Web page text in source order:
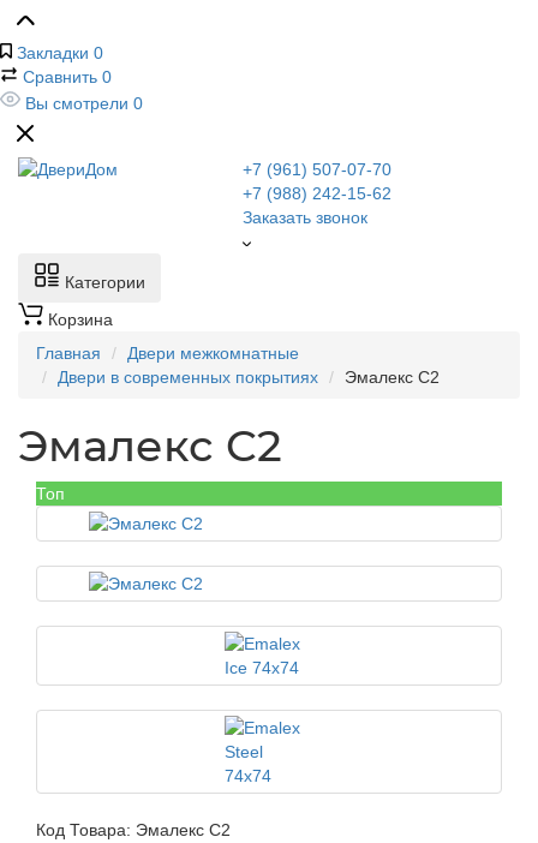
Закладки 0
Сравнить 0
Вы смотрели 0
+7 (961) 507-07-70
+7 (988) 242-15-62
Заказать звонок
Категории
Корзина
Главная
Двери межкомнатные
Двери в современных покрытиях
Эмалекс C2
Эмалекс C2
Топ
Код Товара: Эмалекс C2